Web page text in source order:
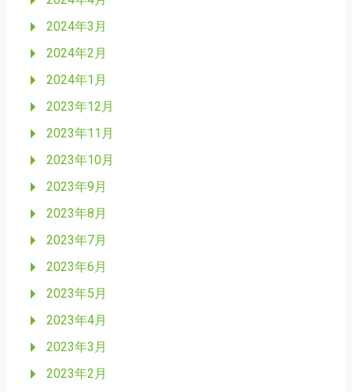
2024年3月
2024年2月
2024年1月
2023年12月
2023年11月
2023年10月
2023年9月
2023年8月
2023年7月
2023年6月
2023年5月
2023年4月
2023年3月
2023年2月